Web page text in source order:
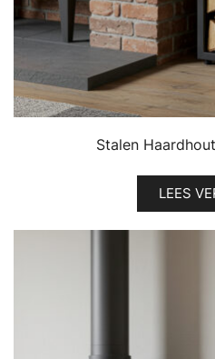
Stalen
LEES